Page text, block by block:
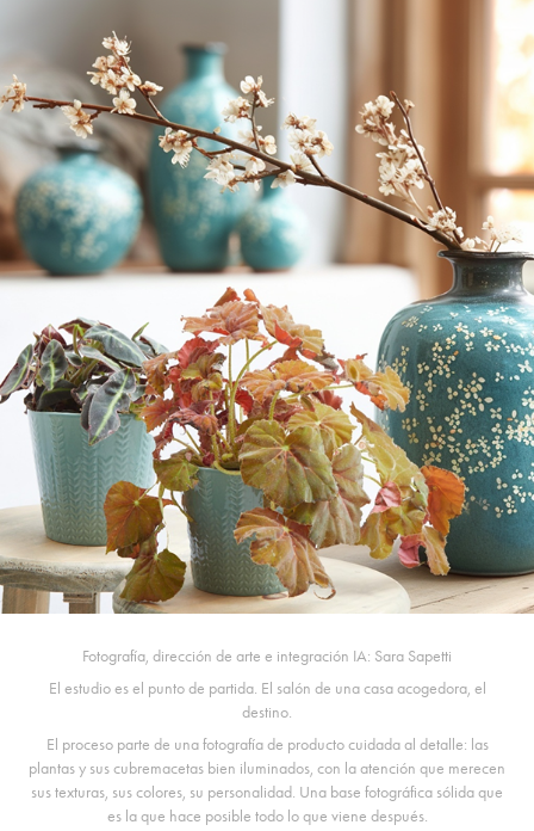
Fotografía, dirección de arte e integración IA: Sara Sapetti
El estudio es el punto de partida. El salón de una casa acogedora, el
destino.
El proceso parte de una fotografía de producto cuidada al detalle: las
plantas y sus cubremacetas bien iluminados, con la atención que merecen
sus texturas, sus colores, su personalidad. Una base fotográfica sólida que
es la que hace posible todo lo que viene después.